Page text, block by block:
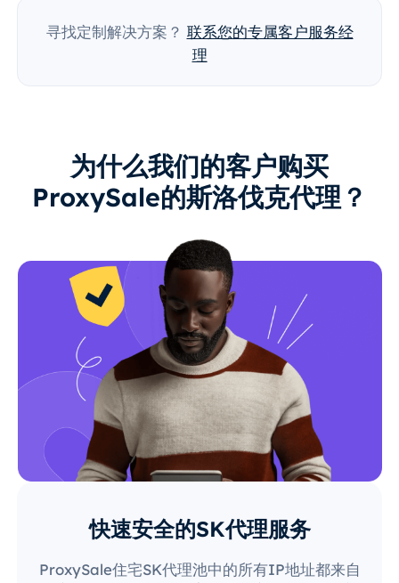
寻找定制解决方案？ 联系您的专属客户服务经
理
为什么我们的客户购买
ProxySale的斯洛伐克代理？
快速安全的SK代理服务
ProxySale住宅SK代理池中的所有IP地址都来自